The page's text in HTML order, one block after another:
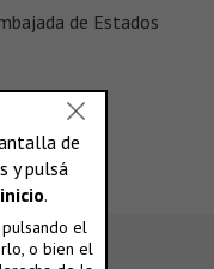
de Estados